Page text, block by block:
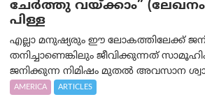
ചേർത്തു വയ്ക്കാം”
പിള്ള
എല്ലാ മനുഷ്യരും ഈ ലോകത്തിലേക്ക്
തനിച്ചാണെങ്കിലും ജീവിക്കുന്നത്
ജനിക്കുന്ന നിമിഷം മുതൽ അവസാന
AMERICA ARTICLES